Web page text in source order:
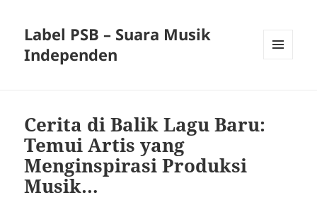
Label PSB – Suara Musik
Independen
Cerita di Balik Lagu Baru:
Temui Artis yang
Menginspirasi Produksi
Musik…